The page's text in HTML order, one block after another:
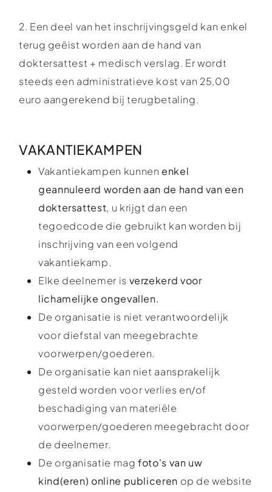
2. Een deel van het inschrijvingsgeld kan enkel
terug geëist worden aan de hand van
doktersattest + medisch verslag. Er wordt
steeds een administratieve kost van 25,00
euro aangerekend bij terugbetaling.
VAKANTIEKAMPEN
Vakantiekampen kunnen enkel
geannuleerd worden aan de hand van een
doktersattest, u krijgt dan een
tegoedcode die gebruikt kan worden bij
inschrijving van een volgend
vakantiekamp.
Elke deelnemer is verzekerd voor
lichamelijke ongevallen.
De organisatie is niet verantwoordelijk
voor diefstal van meegebrachte
voorwerpen/goederen.
De organisatie kan niet aansprakelijk
gesteld worden voor verlies en/of
beschadiging van materiële
voorwerpen/goederen meegebracht door
de deelnemer.
De organisatie magfoto's van uw
kind(eren) online publiceren op de website